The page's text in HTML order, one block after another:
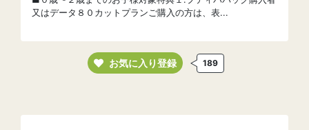
又はデータ８０カットプランご購入の方は、表...
お気に入り登録 189